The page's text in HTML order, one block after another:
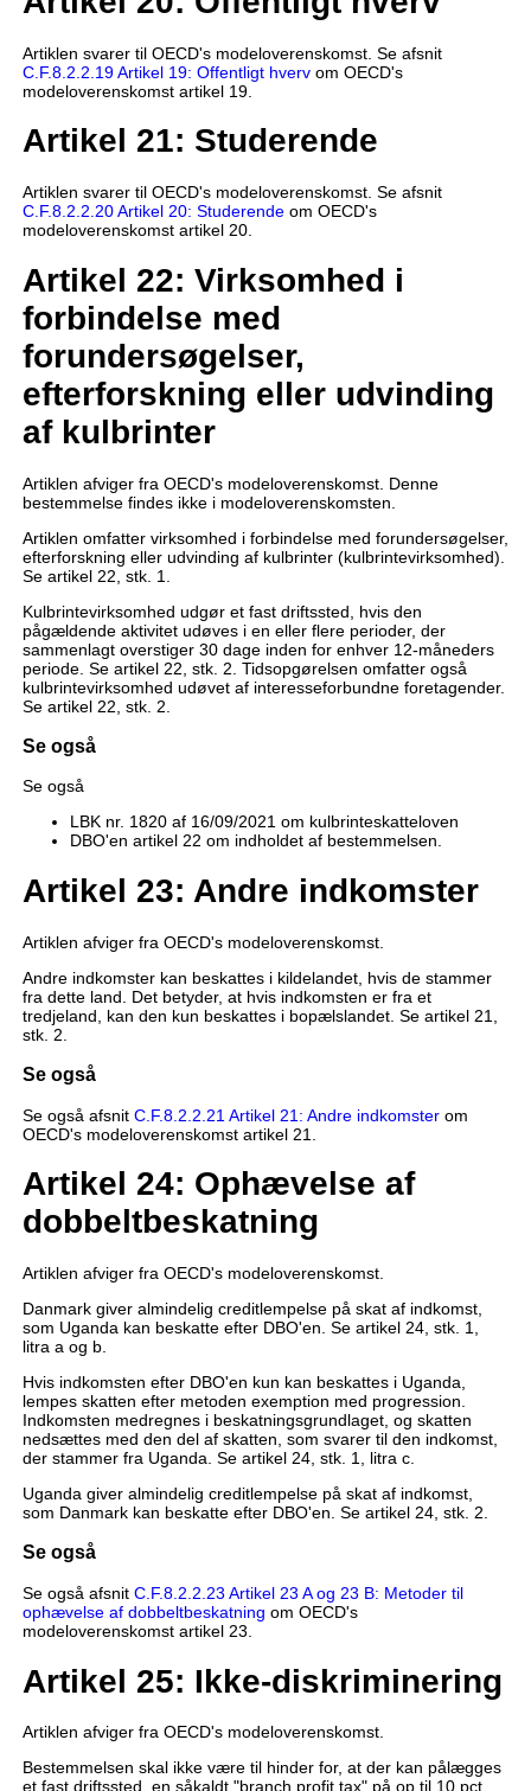
Artiklen svarer til OECD's modeloverenskomst. Se afsnit
C.F.8.2.2.19 Artikel 19: Offentligt hvervom OECD's
modeloverenskomst artikel 19.
Artikel 21: Studerende
Artiklen svarer til OECD's modeloverenskomst. Se afsnit
C.F.8.2.2.20 Artikel 20: Studerendeom OECD's
modeloverenskomst artikel 20.
Artikel 22: Virksomhed i
forbindelse med
forundersøgelser,
efterforskning eller udvinding
af kulbrinter
Artiklen afviger fra OECD's modeloverenskomst. Denne
bestemmelse findes ikke i modeloverenskomsten.
Artiklen omfatter virksomhed i forbindelse med forundersøgelser,
efterforskning eller udvinding af kulbrinter (kulbrintevirksomhed).
Se artikel 22, stk. 1.
Kulbrintevirksomhed udgør et fast driftssted, hvis den
pågældende aktivitet udøves i en eller flere perioder, der
sammenlagt overstiger 30 dage inden for enhver 12-måneders
periode. Se artikel 22, stk. 2. Tidsopgørelsen omfatter også
kulbrintevirksomhed udøvet af interesseforbundne foretagender.
Se artikel 22, stk. 2.
Se også
Se også
LBK nr. 1820 af 16/09/2021 om kulbrinteskatteloven
DBO'en artikel 22 om indholdet af bestemmelsen.
Artikel 23: Andre indkomster
Artiklen afviger fra OECD's modeloverenskomst.
Andre indkomster kan beskattes i kildelandet, hvis de stammer
fra dette land. Det betyder, at hvis indkomsten er fra et
tredjeland, kan den kun beskattes i bopælslandet. Se artikel 21,
stk. 2.
Se også
Se også afsnit C.F.8.2.2.21 Artikel 21: Andre indkomsterom
OECD's modeloverenskomst artikel 21.
Artikel 24: Ophævelse af
dobbeltbeskatning
Artiklen afviger fra OECD's modeloverenskomst.
Danmark giver almindelig creditlempelse på skat af indkomst,
som Uganda kan beskatte efter DBO'en. Se artikel 24, stk. 1,
litra a og b.
Hvis indkomsten efter DBO'en kun kan beskattes i Uganda,
lempes skatten efter metoden exemption med progression.
Indkomsten medregnes i beskatningsgrundlaget, og skatten
nedsættes med den del af skatten, som svarer til den indkomst,
der stammer fra Uganda. Se artikel 24, stk. 1, litra c.
Uganda giver almindelig creditlempelse på skat af indkomst,
som Danmark kan beskatte efter DBO'en. Se artikel 24, stk. 2.
Se også
Se også afsnit C.F.8.2.2.23 Artikel 23 A og 23 B: Metoder til
ophævelse af dobbeltbeskatning om OECD's
modeloverenskomst artikel 23.
Artikel 25: Ikke-diskriminering
Artiklen afviger fra OECD's modeloverenskomst.
Bestemmelsen skal ikke være til hinder for, at der kan pålægges
et fast driftssted, en såkaldt "branch profit tax" på op til 10 pct.